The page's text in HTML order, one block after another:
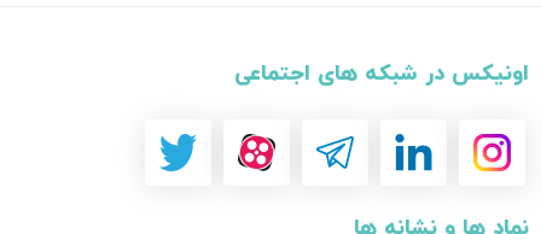
اونیکس در شبکه های اجتماعی